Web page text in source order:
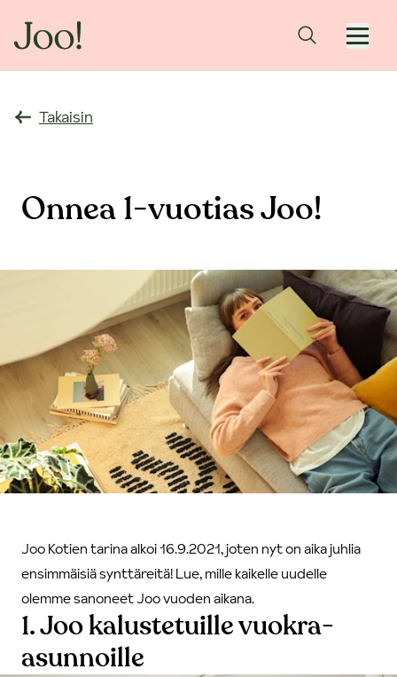
Takaisin
Onnea 1-vuotias Joo!
Joo Kotien tarina alkoi 16.9.2021, joten nyt on aika juhlia
ensimmäisiä synttäreitä! Lue, mille kaikelle uudelle
olemme sanoneet Joo vuoden aikana.
1. Joo kalustetuille vuokra-
asunnoille